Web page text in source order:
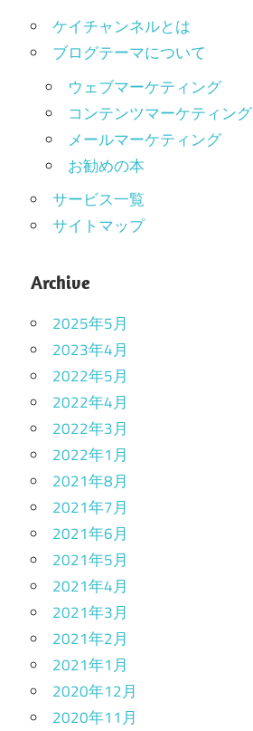
ケイチャンネルとは
ブログテーマについて
ウェブマーケティング
コンテンツマーケティング
メールマーケティング
お勧めの本
サービス一覧
サイトマップ
Archive
2025年5月
2023年4月
2022年5月
2022年4月
2022年3月
2022年1月
2021年8月
2021年7月
2021年6月
2021年5月
2021年4月
2021年3月
2021年2月
2021年1月
2020年12月
2020年11月